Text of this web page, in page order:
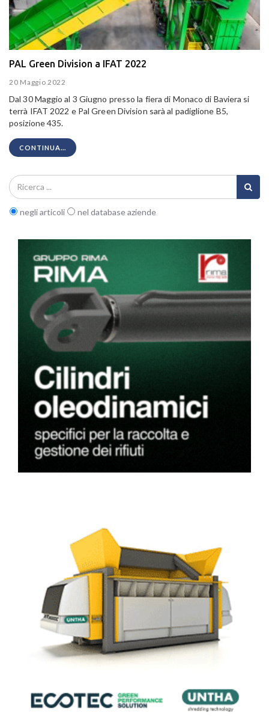
PAL Green Division a IFAT 2022
20 Maggio 2022
Dal 30 Maggio al 3 Giugno presso la fiera di Monaco di Baviera si
terrà IFAT 2022 e Pal Green Division sarà al padiglione B5,
posizione 435.
CONTINUA...
negli articoli nel database aziende